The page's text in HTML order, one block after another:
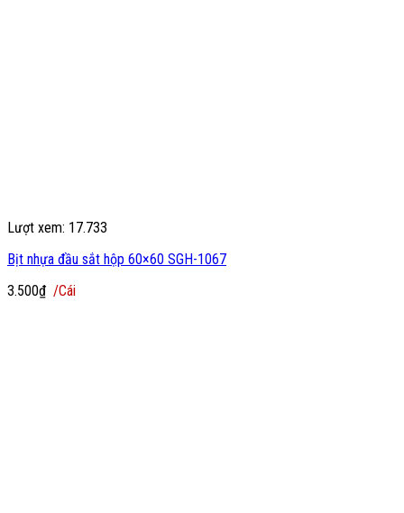
Lượt xem: 17.733
Bịt nhựa đầu sắt hộp 60×60 SGH-1067
3.500₫ /Cái